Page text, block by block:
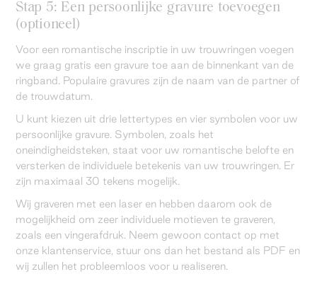
Stap 5: Een persoonlijke gravure toevoegen
(optioneel)
Voor een romantische inscriptie in uw trouwringen voegen
we graag gratis een gravure toe aan de binnenkant van de
ringband. Populaire gravures zijn de naam van de partner of
de trouwdatum.
U kunt kiezen uit drie lettertypes en vier symbolen voor uw
persoonlijke gravure. Symbolen, zoals het
oneindigheidsteken, staat voor uw romantische belofte en
versterken de individuele betekenis van uw trouwringen. Er
zijn maximaal 30 tekens mogelijk.
Wij graveren met een laser en hebben daarom ook de
mogelijkheid om zeer individuele motieven te graveren,
zoals een vingerafdruk. Neem gewoon contact op met
onze klantenservice, stuur ons dan het bestand als PDF en
wij zullen het probleemloos voor u realiseren.